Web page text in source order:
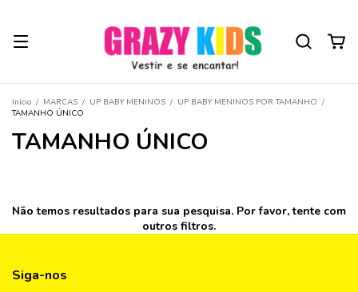
Início / MARCAS / UP BABY MENINOS / UP BABY MENINOS POR TAMANHO /
TAMANHO ÚNICO
TAMANHO ÚNICO
Não temos resultados para sua pesquisa. Por favor, tente com
outros filtros.
Siga-nos